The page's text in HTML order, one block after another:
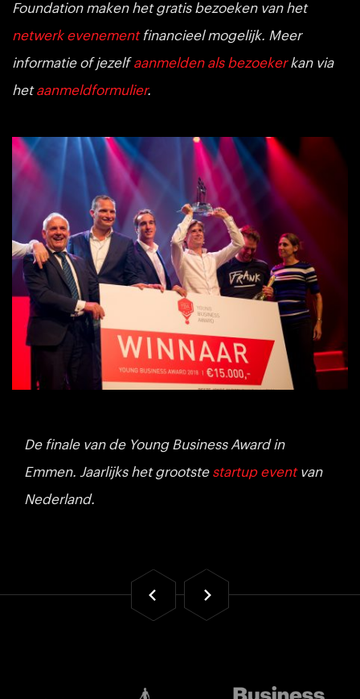
Foundation maken het gratis bezoeken van het
netwerk evenementfinancieel mogelijk. Meer
informatie of jezelf aanmelden als bezoekerkan via
hetaanmeldformulier.
De finale van de Young Business Award in
Emmen. Jaarlijks het grootste startup eventvan
Nederland.